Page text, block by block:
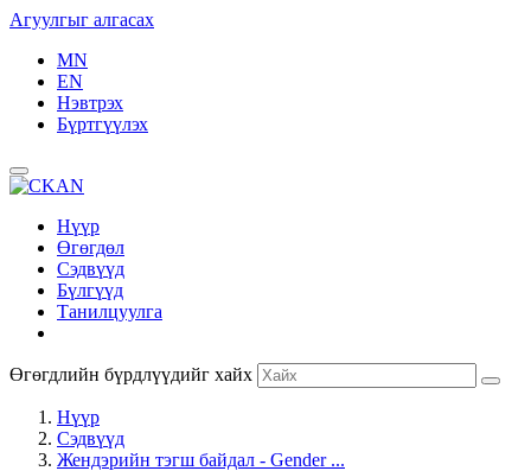
Агуулгыг алгасах
MN
EN
Нэвтрэх
Бүртгүүлэх
Нүүр
Өгөгдөл
Сэдвүүд
Бүлгүүд
Танилцуулга
Өгөгдлийн бүрдлүүдийг хайх
Нүүр
Сэдвүүд
Жендэрийн тэгш байдал - Gender ...